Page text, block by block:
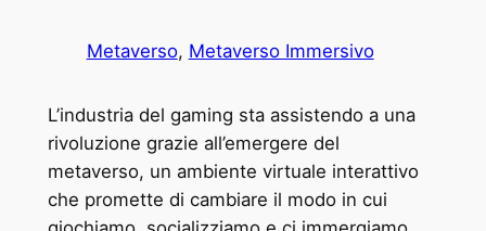
Metaverso, Metaverso Immersivo
L’industria del gaming sta assistendo a una
rivoluzione grazie all’emergere del
metaverso, un ambiente virtuale interattivo
che promette di cambiare il modo in cui